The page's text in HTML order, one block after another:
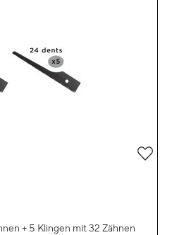
+ 5 Klingen mit 32 Zähnen
Zur